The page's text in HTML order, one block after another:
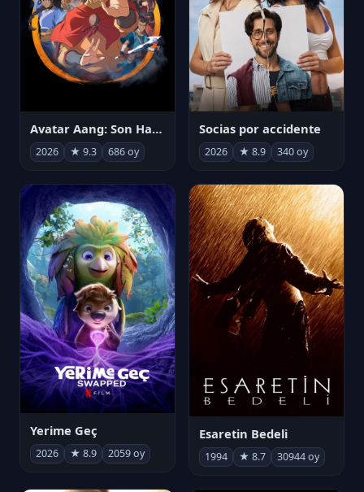
Avatar Aang: Son Havabükücü
2026 ★ 9.3 686 oy
Socias por accidente
2026 ★ 8.9 340 oy
Yerime Geç
2026 ★ 8.9 2059 oy
Esaretin Bedeli
1994 ★ 8.7 30944 oy